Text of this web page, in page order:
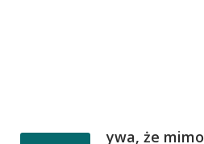
ywa, że mimo